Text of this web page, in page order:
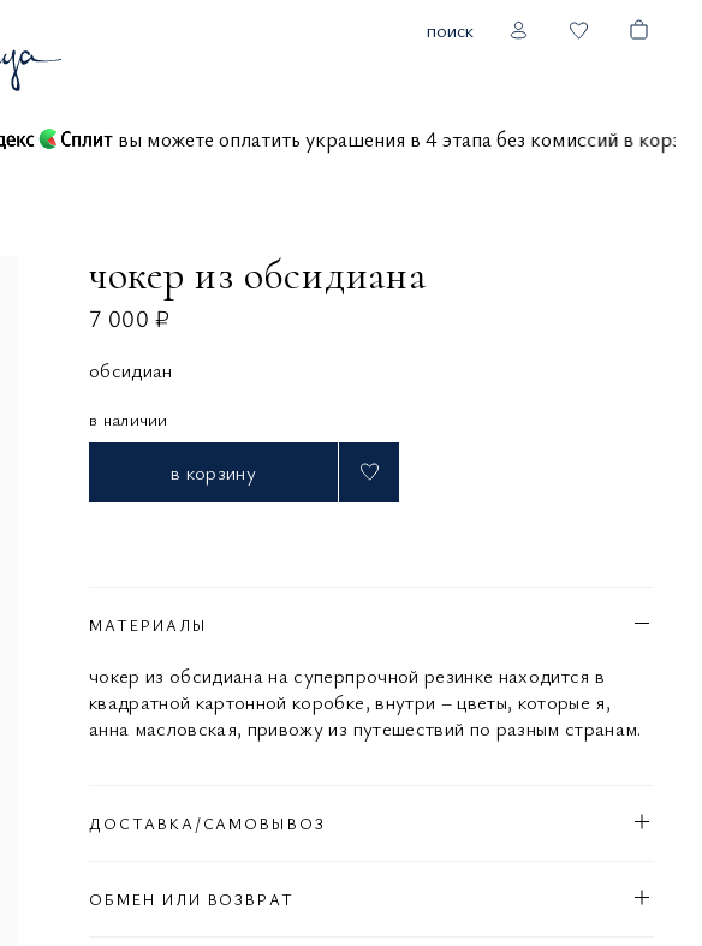
поиск
вы можете оплатить украшения в 4 этапа без комиссий в
чокер из обсидиана
7 000 ₽
обсидиан
в наличии
в корзину
МАТЕРИАЛЫ
чокер из обсидиана на суперпрочной резинке находится в
квадратной картонной коробке, внутри – цветы, которые я,
анна масловская, привожу из путешествий по разным странам.
ДОСТАВКА/САМОВЫВОЗ
ОБМЕН ИЛИ ВОЗВРАТ